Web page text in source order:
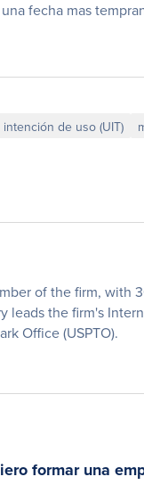
fecha mas
intención de uso (UIT)
of the firm,
leads the firm's
Office (USPTO).
formar una